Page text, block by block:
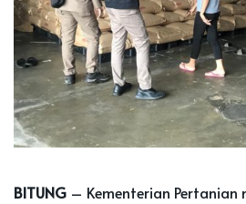
BITUNG – Kementerian Pertanian